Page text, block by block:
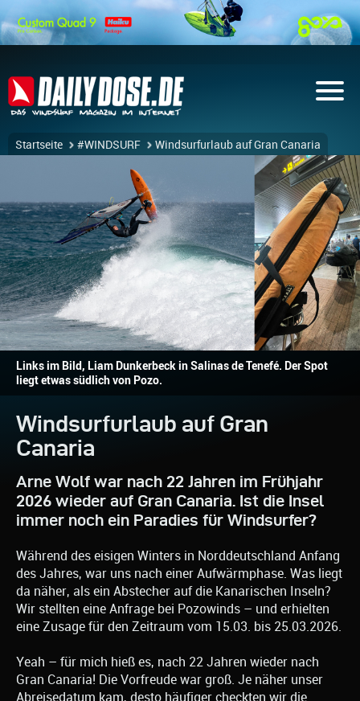
Startseite #WINDSURF Windsurfurlaub auf Gran Canaria
Links im Bild, Liam Dunkerbeck in Salinas de Tenefé. Der Spot
liegt etwas südlich von Pozo.
Windsurfurlaub auf Gran
Canaria
Arne Wolf war nach 22 Jahren im Frühjahr
2026 wieder auf Gran Canaria. Ist die Insel
immer noch ein Paradies für Windsurfer?
Während des eisigen Winters in Norddeutschland Anfang
des Jahres, war uns nach einer Aufwärmphase. Was liegt
da näher, als ein Abstecher auf die Kanarischen Inseln?
Wir stellten eine Anfrage bei Pozowinds – und erhielten
eine Zusage für den Zeitraum vom 15.03. bis 25.03.2026.
Yeah – für mich hieß es, nach 22 Jahren wieder nach
Gran Canaria! Die Vorfreude war groß. Je näher unser
Abreisedatum kam, desto häufiger checkten wir die